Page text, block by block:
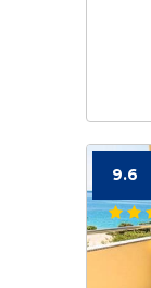
9.6